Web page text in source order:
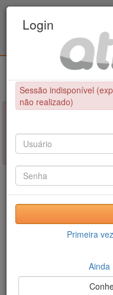
Educação Física /
NÃO FOI POSSÍVEL
Sessão indisponível
realizado)
Login
Sessão indisponível
não realizado)
Primeira
Ainda